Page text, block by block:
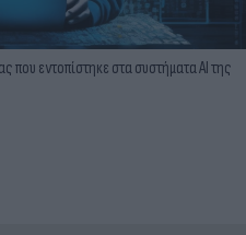
που εντοπίστηκε στα συστήματα ΑΙ της